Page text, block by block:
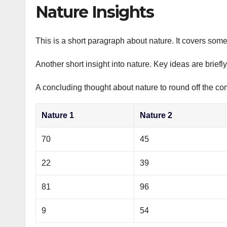
Nature Insights
This is a short paragraph about nature. It covers
Another short insight into nature. Key ideas are
A concluding thought about nature to round off the
Nature 1 Nature 2
70 45
22 39
81 96
9 54